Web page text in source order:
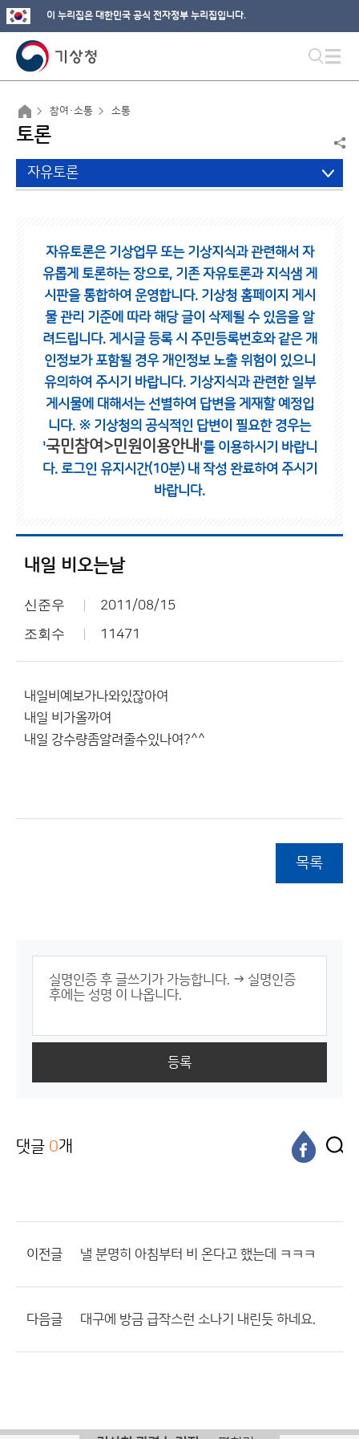
이 누리집은 대한민국 공식 전자정부 누리집입니다.
참여·소통 소통
토론
자유토론
자유토론은 기상업무 또는 기상지식과 관련해서 자
유롭게 토론하는 장으로, 기존 자유토론과 지식샘 게
시판을 통합하여 운영합니다. 기상청 홈페이지 게시
물 관리 기준에 따라 해당 글이 삭제될 수 있음을 알
려드립니다. 게시글 등록 시 주민등록번호와 같은 개
인정보가 포함될 경우 개인정보 노출 위험이 있으니
유의하여 주시기 바랍니다. 기상지식과 관련한 일부
게시물에 대해서는 선별하여 답변을 게재할 예정입
니다. ※ 기상청의 공식적인 답변이 필요한 경우는
'국민참여>민원이용안내 '를 이용하시기 바랍니
다. 로그인 유지시간(10분) 내 작성 완료하여 주시기
바랍니다.
내일 비오는날
신준우 2011/08/15
조회수 11471
내일비예보가나와있잖아여
내일 비가올까여
내일 강수량좀알려줄수있나여?^^
목록
등록
댓글 0개
이전글 낼 분명히 아침부터 비 온다고 했는데 ㅋㅋㅋ
다음글 대구에 방금 급작스런 소나기 내린듯 하네요.